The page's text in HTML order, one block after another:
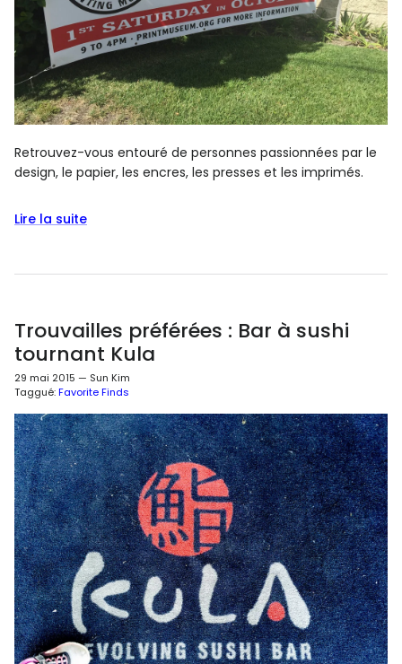
Retrouvez-vous entouré de personnes passionnées par le
design, le papier, les encres, les presses et les imprimés.
Lire la suite
Trouvailles préférées : Bar à sushi
tournant Kula
29 mai 2015 — Sun Kim
Taggué:Favorite Finds